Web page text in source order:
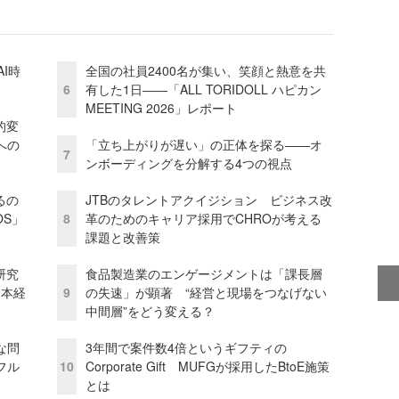
時
変
の
の
」
究
経
問
ル
6
全国の社員2400名が集い、笑顔と熱意を共
有した1日――「ALL TORIDOLL ハピカン
MEETING 2026」レポート
7
「立ち上がりが遅い」の正体を探る——オ
ンボーディングを分解する4つの視点
8
JTBのタレントアクイジション ビジネス改
革のためのキャリア採用でCHROが考える
課題と改善策
9
食品製造業のエンゲージメントは「課長層
の失速」が顕著 “経営と現場をつなげない
中間層”をどう変える？
10
3年間で案件数4倍というギフティの
Corporate Gift MUFGが採用したBtoE施策
とは